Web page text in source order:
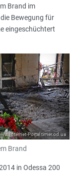
Brand im
Bewegung für
eingeschüchtert
Internet-Portal timer.od.ua
Brand
in Odessa 200